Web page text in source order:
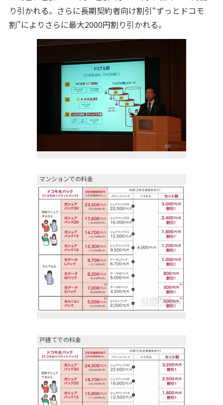
り引かれる。さらに長期契約者向け割引“ずっとドコモ
割”によりさらに最大2000円割り引かれる。
マンションでの料金
戸建てでの料金